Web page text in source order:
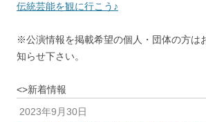
伝統芸能を観に行こう♪
※公演情報を掲載希望の個人・団体の方は
知らせ下さい。
<>新着情報
2023年9月30日